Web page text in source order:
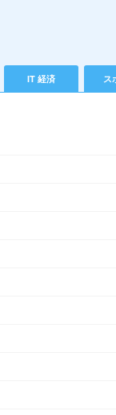
IT 経済 ス